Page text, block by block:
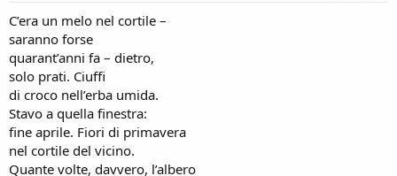
C’era un melo nel cortile –
saranno forse
quarant’anni fa – dietro,
solo prati. Ciuffi
di croco nell’erba umida.
Stavo a quella finestra:
fine aprile. Fiori di primavera
nel cortile del vicino.
Quante volte, davvero, l’albero